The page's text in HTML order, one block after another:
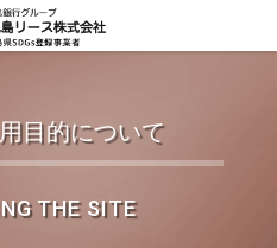
目的について
THE SITE